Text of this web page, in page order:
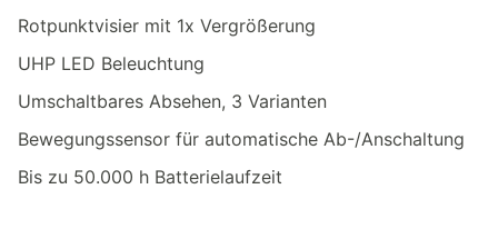
Rotpunktvisier mit 1x Vergrößerung
UHP LED Beleuchtung
Umschaltbares Absehen, 3 Varianten
Bewegungssensor für automatische Ab-/Anschaltung
Bis zu 50.000 h Batterielaufzeit